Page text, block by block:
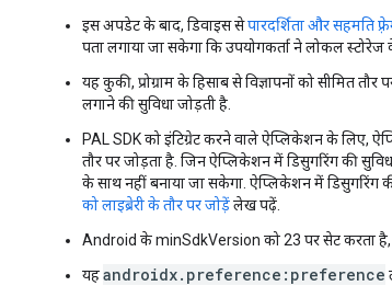
इस अपडेट के बाद, डिवाइस सेपारदर्शिता और सहमति
पता लगाया जा सकेगा कि उपयोगकर्ता ने लोकल
यह कुकी, प्रोग्राम के हिसाब से विज्ञापनों को सीमित
लगाने की सुविधा जोड़ती है.
PAL SDK को इंटिग्रेट करने वाले ऐप्लिकेशन के लिए,
तौर पर जोड़ता है. जिन ऐप्लिकेशन में डिसुगरिंग की
के साथ नहीं बनाया जा सकेगा. ऐप्लिकेशन में डिसुगरिंग
को लाइब्रेरी के तौर पर जोड़ेंलेख पढ़ें.
Android के minSdkVersion को 23 पर सेट करता
यहandroidx.preference:preference